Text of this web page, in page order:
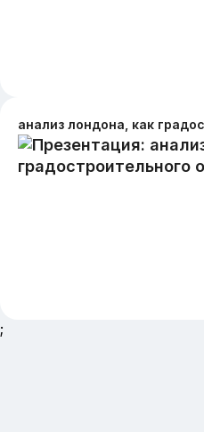
анализ лондона, как
;